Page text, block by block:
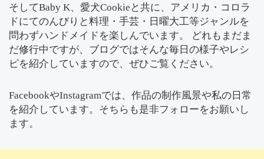
そしてBaby K、愛犬Cookieと共に、アメリカ・コロラ
ドにてのんびりと料理・手芸・日曜大工等ジャンルを
問わずハンドメイドを楽しんでいます。 どれもまだま
だ修行中ですが、ブログではそんな毎日の様子やレシ
ピを紹介していますので、ぜひご覧ください。
FacebookやInstagramでは、作品の制作風景や私の日常
を紹介しています。そちらも是非フォローをお願いし
ます。